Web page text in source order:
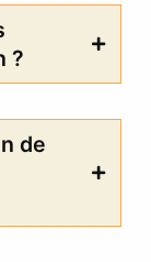
?
de